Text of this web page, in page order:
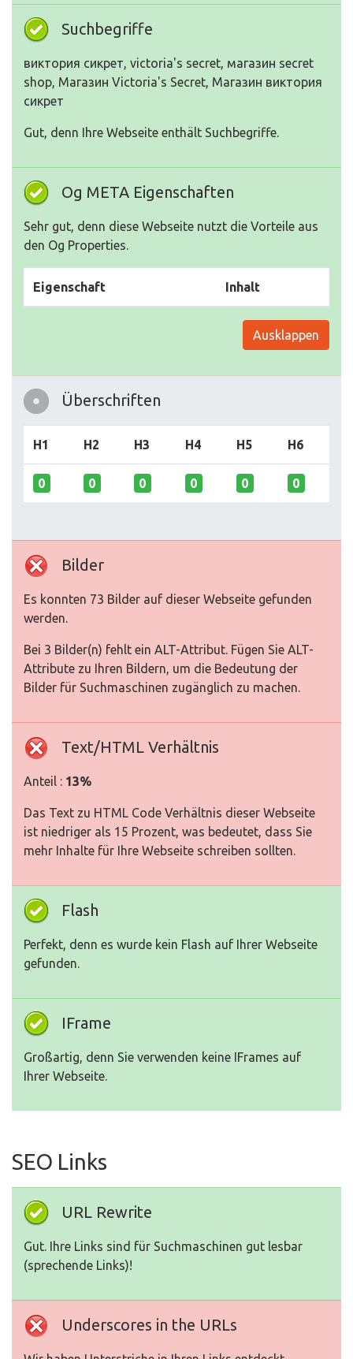
Suchbegriffe
виктория сикрет, victoria's secret, магазин secret
shop, Магазин Victoria's Secret, Магазин виктория
сикрет
Gut, denn Ihre Webseite enthält Suchbegriffe.
Og META Eigenschaften
Sehr gut, denn diese Webseite nutzt die Vorteile aus
den Og Properties.
Eigenschaft Inhalt
Ausklappen
Überschriften
H1 H2 H3 H4 H5 H6
0 0 0 0 0 0
Bilder
Es konnten 73 Bilder auf dieser Webseite gefunden
werden.
Bei 3 Bilder(n) fehlt ein ALT-Attribut. Fügen Sie ALT-
Attribute zu Ihren Bildern, um die Bedeutung der
Bilder für Suchmaschinen zugänglich zu machen.
Text/HTML Verhältnis
Anteil : 13%
Das Text zu HTML Code Verhältnis dieser Webseite
ist niedriger als 15 Prozent, was bedeutet, dass Sie
mehr Inhalte für Ihre Webseite schreiben sollten.
Flash
Perfekt, denn es wurde kein Flash auf Ihrer Webseite
gefunden.
IFrame
Großartig, denn Sie verwenden keine IFrames auf
Ihrer Webseite.
SEO Links
URL Rewrite
Gut. Ihre Links sind für Suchmaschinen gut lesbar
(sprechende Links)!
Underscores in the URLs